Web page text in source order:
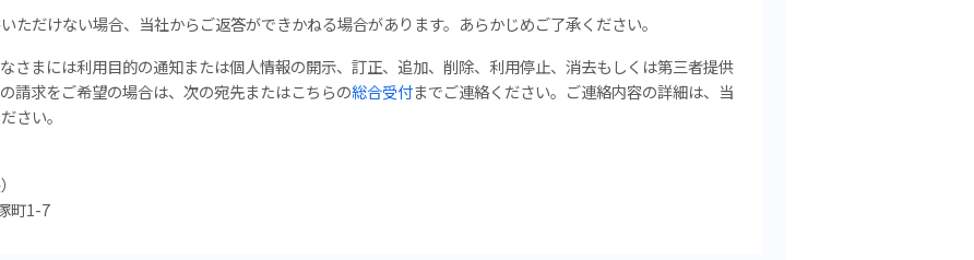
ただけない場合、当社からご返答ができかねる場合があります。あらかじめご了承ください。
さまには利用目的の通知または個人情報の開示、訂正、追加、削除、利用停止、消去もしくは第三者提供
請求をご希望の場合は、次の宛先またはこちらの総合受付までご連絡ください。 ご連絡内容の詳細は、当
さい。
町1-7